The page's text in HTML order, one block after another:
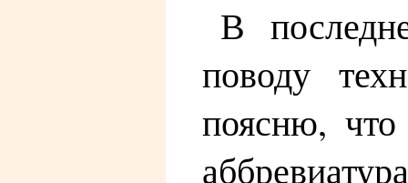
В
поводу
поясню, что